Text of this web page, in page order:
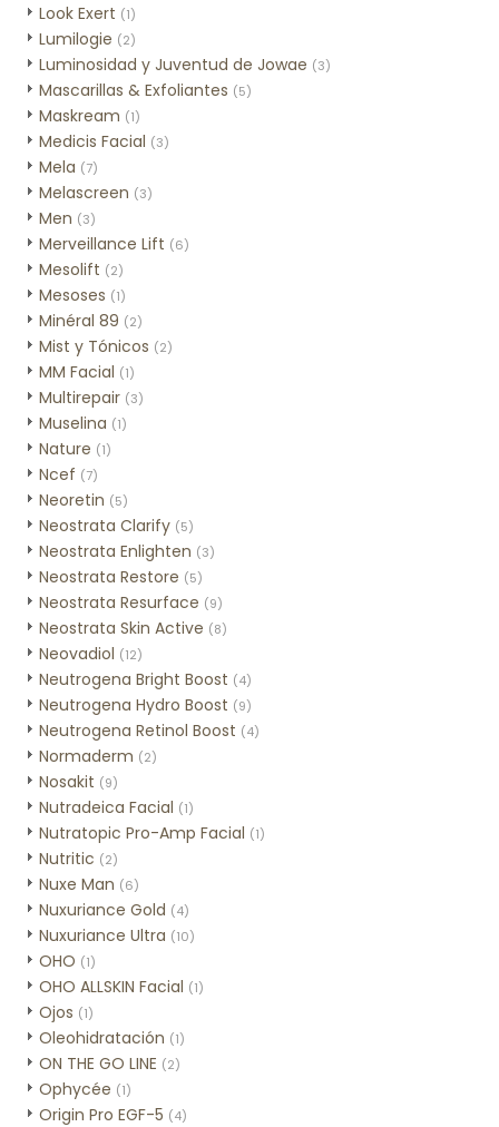
Look Exert (1)
Lumilogie (2)
Luminosidad y Juventud de Jowae (3)
Mascarillas & Exfoliantes (5)
Maskream (1)
Medicis Facial (3)
Mela (7)
Melascreen (3)
Men (3)
Merveillance Lift (6)
Mesolift (2)
Mesoses (1)
Minéral 89 (2)
Mist y Tónicos (2)
MM Facial (1)
Multirepair (3)
Muselina (1)
Nature (1)
Ncef (7)
Neoretin (5)
Neostrata Clarify (5)
Neostrata Enlighten (3)
Neostrata Restore (5)
Neostrata Resurface (9)
Neostrata Skin Active (8)
Neovadiol (12)
Neutrogena Bright Boost (4)
Neutrogena Hydro Boost (9)
Neutrogena Retinol Boost (4)
Normaderm (2)
Nosakit (9)
Nutradeica Facial (1)
Nutratopic Pro-Amp Facial (1)
Nutritic (2)
Nuxe Man (6)
Nuxuriance Gold (4)
Nuxuriance Ultra (10)
OHO (1)
OHO ALLSKIN Facial (1)
Ojos (1)
Oleohidratación (1)
ON THE GO LINE (2)
Ophycée (1)
Origin Pro EGF-5 (4)